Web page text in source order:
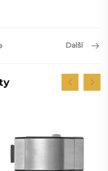
Další